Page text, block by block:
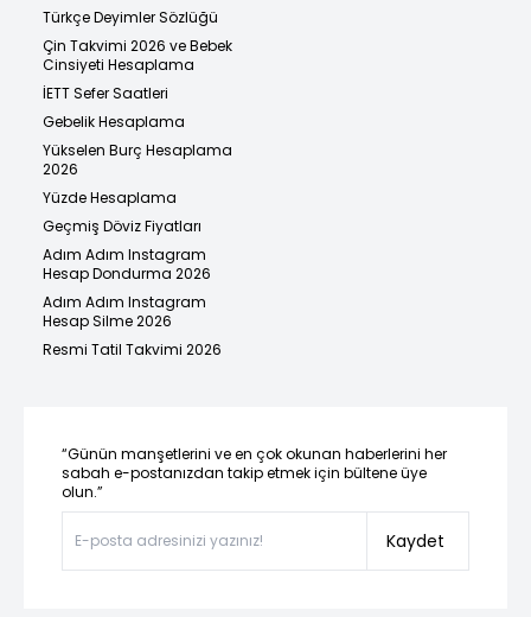
Türkçe Deyimler Sözlüğü
Çin Takvimi 2026 ve Bebek
Cinsiyeti Hesaplama
İETT Sefer Saatleri
Gebelik Hesaplama
Yükselen Burç Hesaplama
2026
Yüzde Hesaplama
Geçmiş Döviz Fiyatları
Adım Adım Instagram
Hesap Dondurma 2026
Adım Adım Instagram
Hesap Silme 2026
Resmi Tatil Takvimi 2026
“Günün manşetlerini ve en çok okunan haberlerini her
sabah e-postanızdan takip etmek için bültene üye
olun.”
Kaydet